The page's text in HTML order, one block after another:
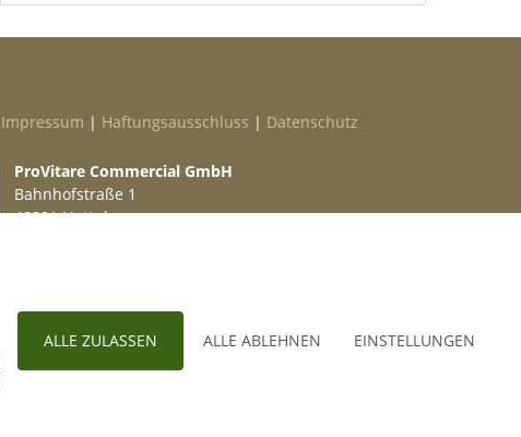
Impressum | Haftungsausschluss | Datenschutz
ProVitare Commercial GmbH
Bahnhofstraße 1
48301 Nottuln
ALLE ZULASSEN ALLE ABLEHNEN EINSTELLUNGEN